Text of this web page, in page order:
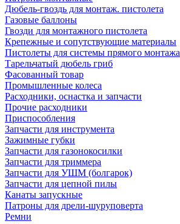
Дюбель-гвоздь для монтаж. пистолета
Газовые баллоны
Гвозди для монтажного пистолета
Крепежные и сопутствующие материалы
Пистолеты для системы прямого монтажа
Тарельчатый дюбель гриб
Фасованный товар
Промышленные колеса
Расходники, оснастка и запчасти
Прочие расходники
Приспособления
Запчасти для инструмента
Зажимные губки
Запчасти для газонокосилки
Запчасти для триммера
Запчасти для УШМ (болгарок)
Запчасти для цепной пилы
Канаты запускные
Патроны для дрели-шуруповерта
Ремни